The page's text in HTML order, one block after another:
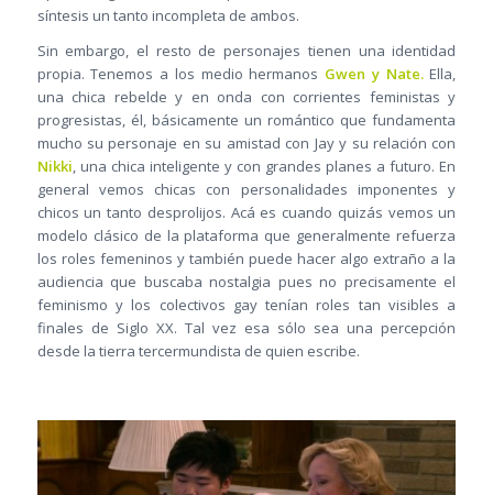
síntesis un tanto incompleta de ambos.
Sin embargo, el resto de personajes tienen una identidad
propia. Tenemos a los medio hermanos Gwen y Nate.Ella,
una chica rebelde y en onda con corrientes feministas y
progresistas, él, básicamente un romántico que fundamenta
mucho su personaje en su amistad con Jay y su relación con
Nikki, una chica inteligente y con grandes planes a futuro. En
general vemos chicas con personalidades imponentes y
chicos un tanto desprolijos. Acá es cuando quizás vemos un
modelo clásico de la plataforma que generalmente refuerza
los roles femeninos y también puede hacer algo extraño a la
audiencia que buscaba nostalgia pues no precisamente el
feminismo y los colectivos gay tenían roles tan visibles a
finales de Siglo XX. Tal vez esa sólo sea una percepción
desde la tierra tercermundista de quien escribe.